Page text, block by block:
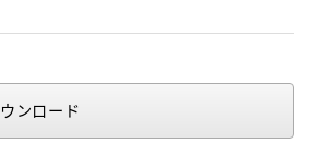
ンロード